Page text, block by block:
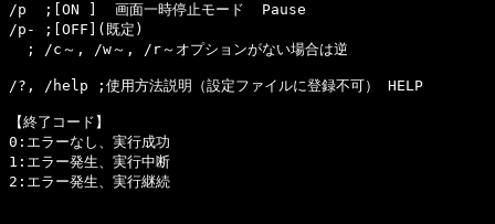
/p  ;[ON ]  画面一時停止モード  Pause
/p- ;[OFF](既定)
  ; /c～, /w～, /r～オプションがない場合は逆
/?, /help ;使用方法説明（設定ファイルに登録不可） HELP
【終了コード】
0:エラーなし、実行成功
1:エラー発生、実行中断